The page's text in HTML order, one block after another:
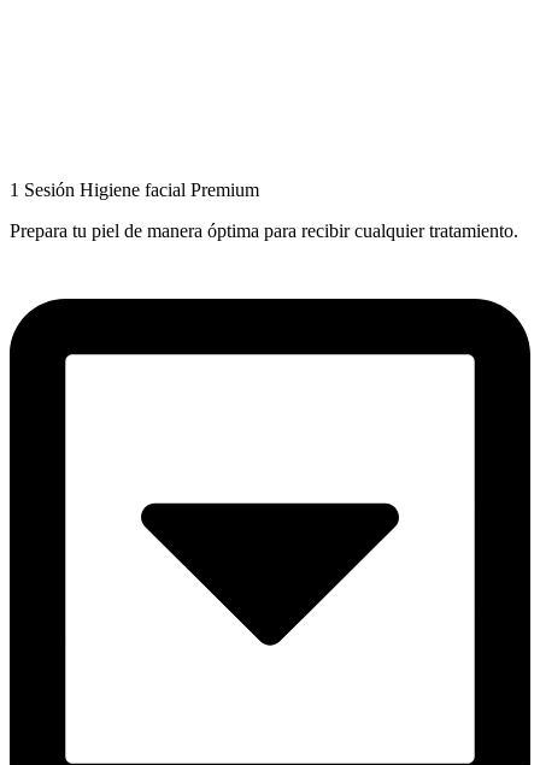
1 Sesión Higiene facial Premium
Prepara tu piel de manera óptima para recibir cualquier tratamiento.